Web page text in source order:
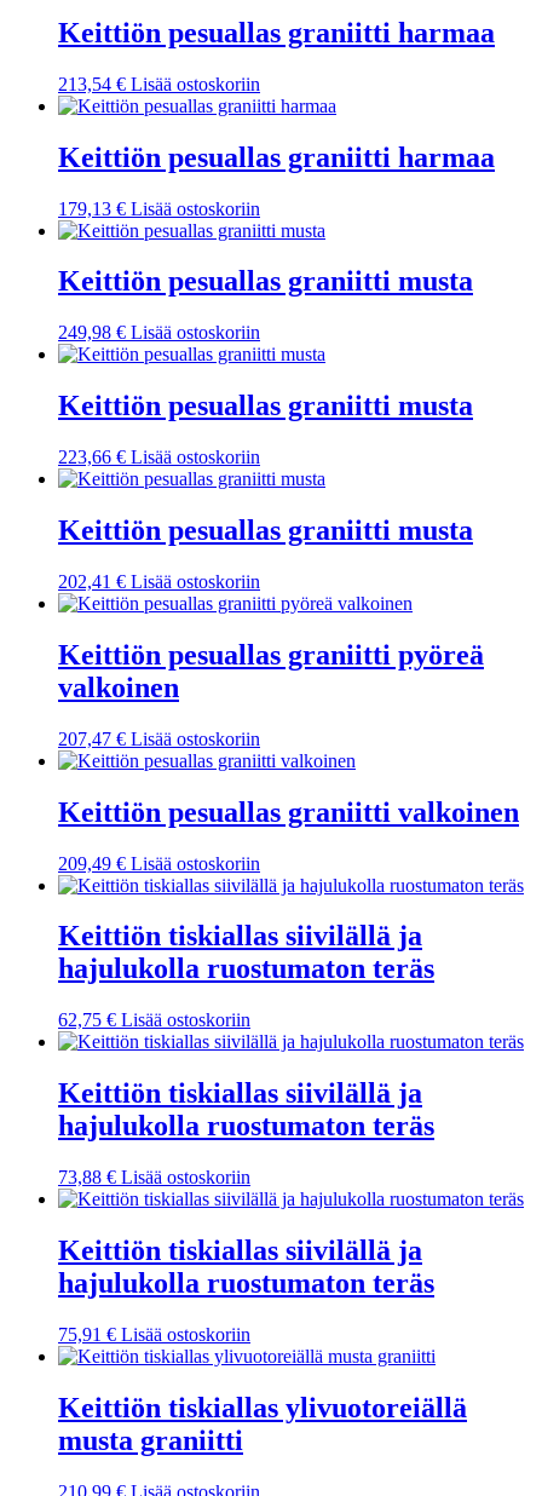
Keittiön pesuallas graniitti harmaa
213,54 € Lisää ostoskoriin
Keittiön pesuallas graniitti harmaa
179,13 € Lisää ostoskoriin
Keittiön pesuallas graniitti musta
249,98 € Lisää ostoskoriin
Keittiön pesuallas graniitti musta
223,66 € Lisää ostoskoriin
Keittiön pesuallas graniitti musta
202,41 € Lisää ostoskoriin
Keittiön pesuallas graniitti pyöreä
valkoinen
207,47 € Lisää ostoskoriin
Keittiön pesuallas graniitti valkoinen
209,49 € Lisää ostoskoriin
Keittiön tiskiallas siivilällä ja
hajulukolla ruostumaton teräs
62,75 € Lisää ostoskoriin
Keittiön tiskiallas siivilällä ja
hajulukolla ruostumaton teräs
73,88 € Lisää ostoskoriin
Keittiön tiskiallas siivilällä ja
hajulukolla ruostumaton teräs
75,91 € Lisää ostoskoriin
Keittiön tiskiallas ylivuotoreiällä
musta graniitti
210,99 € Lisää ostoskoriin